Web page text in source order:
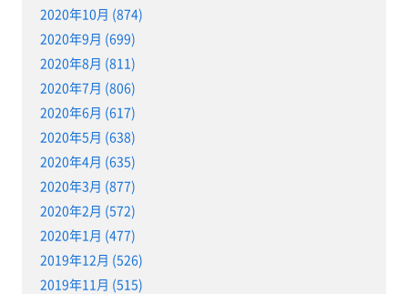
2020年10月 (874)
2020年9月 (699)
2020年8月 (811)
2020年7月 (806)
2020年6月 (617)
2020年5月 (638)
2020年4月 (635)
2020年3月 (877)
2020年2月 (572)
2020年1月 (477)
2019年12月 (526)
2019年11月 (515)